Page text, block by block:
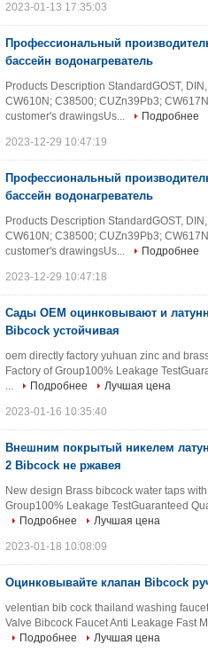
2023-01-13 17:35:03
Профессиональный
бассейн водонагреватель
Products Description StandardGOST,
CW610N; С38500; CUZn39Pb3;
customer's drawingsUs...
Подробнее
2023-12-29 10:47:19
Профессиональный
бассейн водонагреватель
Products Description StandardGOST,
CW610N; С38500; CUZn39Pb3;
customer's drawingsUs...
Подробнее
2023-12-29 10:47:18
Сады OEM оцинковывают и
Bibcock устойчивая
oem directly factory yuhuan zinc and
Factory of Group100% Leakage
...
Подробнее Лучшая цена
2023-01-16 10:35:40
Внешним покрытый никелем
2 Bibcock не ржавея
New design Brass bibcock water taps
Group100% Leakage TestGuaranteed
Подробнее
Лучшая цена
2023-01-18 10:08:09
Оцинковывайте клапан Bibcock
velentian bib cock thailand washing
Valve Bibcock Faucet Anti Leakage​ Fast
Подробнее
Лучшая цена